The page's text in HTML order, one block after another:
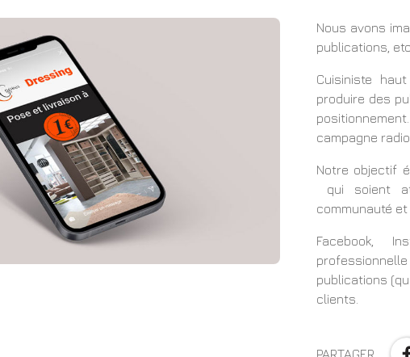
Nous avons
publications,
Cuisiniste
produire des
campagne
Notre objectif
qui soient
communauté
Facebook,
publications
clients.
PARTAGER